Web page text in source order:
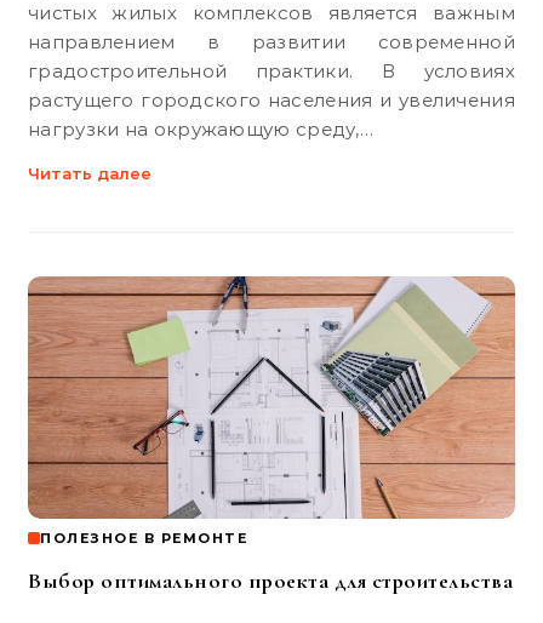
чистых жилых комплексов является важным
направлением в развитии современной
градостроительной практики. В условиях
растущего городского населения и увеличения
нагрузки на окружающую среду,…
Читать далее
ПОЛЕЗНОЕ В РЕМОНТЕ
Выбор оптимального проекта для строительства